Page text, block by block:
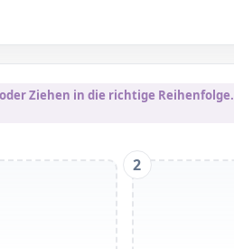
Ziehen in die richtige
2